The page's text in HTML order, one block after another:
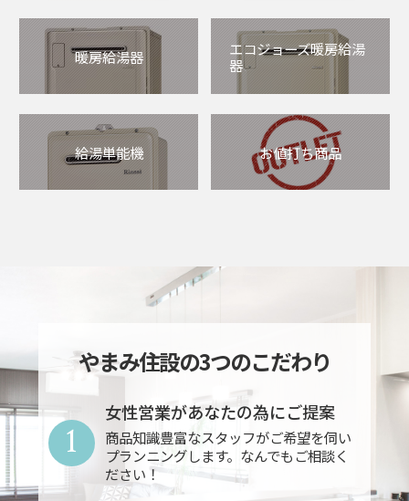
暖房給湯器
エコジョーズ暖房給湯
器
給湯単能機 お値打ち商品
やまみ住設の3つのこだわり
女性営業があなたの為にご提案
商品知識豊富なスタッフがご希望を伺い
プランニングします。なんでもご相談く
ださい！
1